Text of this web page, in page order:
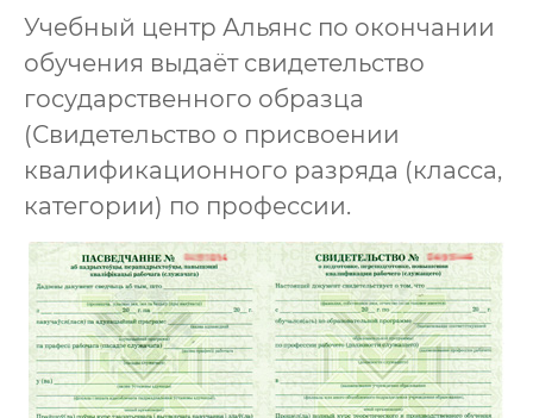
Учебный центр Альянс по окончании
обучения выдаёт свидетельство
государственного образца
(Свидетельство о присвоении
квалификационного разряда (класса,
категории) по профессии.